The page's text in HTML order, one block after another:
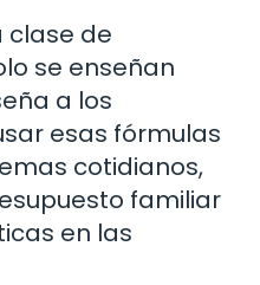
clase de
se enseñan
a los
esas fórmulas
cotidianos,
familiar
en las